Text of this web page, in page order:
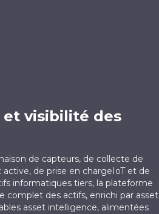
visibilité des
de capteurs, de collecte de
de prise en chargeIoT et de
informatiques tiers, la plateforme
complet des actifs, enrichi par asset
asset intelligence, alimentées